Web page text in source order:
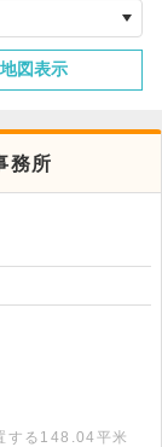
地図表示
務所
する148.04平米